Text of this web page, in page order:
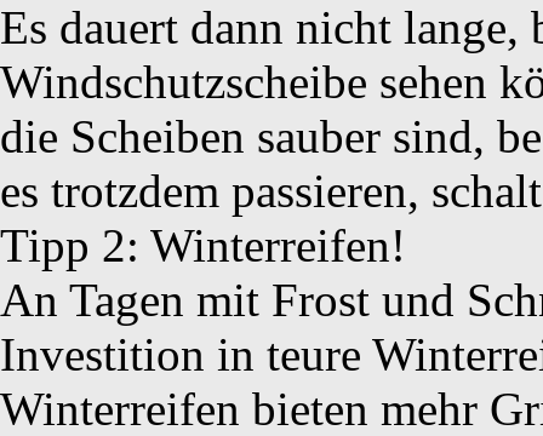
Es dauert dann nicht
Windschutzscheibe sehen
die Scheiben sauber sind,
es trotzdem passieren,
Tipp 2: Winterreifen!
An Tagen mit Frost und
Investition in teure
Winterreifen bieten mehr